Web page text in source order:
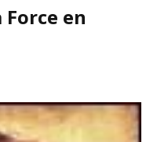
en